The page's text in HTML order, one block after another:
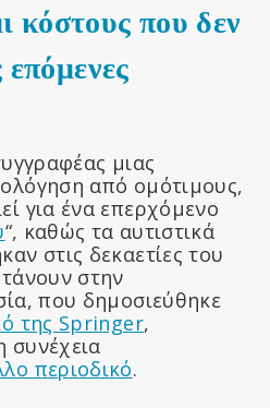
κόστους που δεν
επόμενες
μιας
από ομότιμους,
για ένα επερχόμενο
“, καθώς τα αυτιστικά
στις δεκαετίες του
στην
που δημοσιεύθηκε
της Springer,
συνέχεια
περιοδικό.